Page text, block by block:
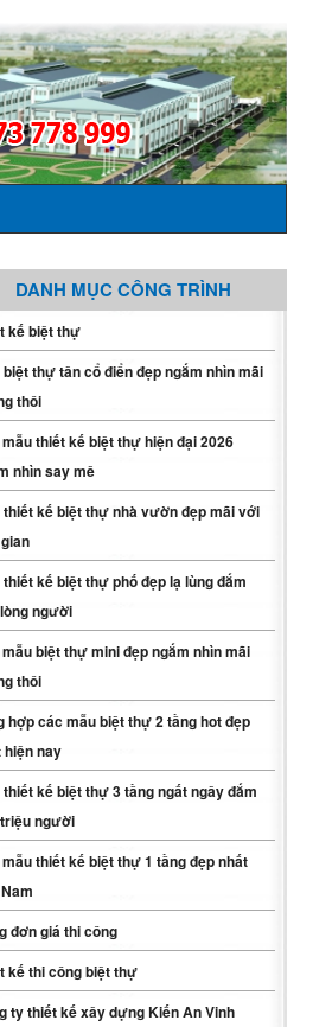
DANH MỤC CÔNG TRÌNH
kế biệt thự
biệt thự tân cổ điển đẹp ngắm nhìn mãi
thôi
thiết kế biệt thự hiện đại 2026
nhìn say mê
thiết kế biệt thự nhà vườn đẹp mãi với
thiết kế biệt thự phố đẹp lạ lùng đắm
người
biệt thự mini đẹp ngắm nhìn mãi
thôi
hợp các mẫu biệt thự 2 tầng hot đẹp
hiện nay
thiết kế biệt thự 3 tầng ngất ngây đắm
người
thiết kế biệt thự 1 tầng đẹp nhất
đơn giá thi công
kế thi công biệt thự
ty thiết kế xây dựng Kiến An Vinh